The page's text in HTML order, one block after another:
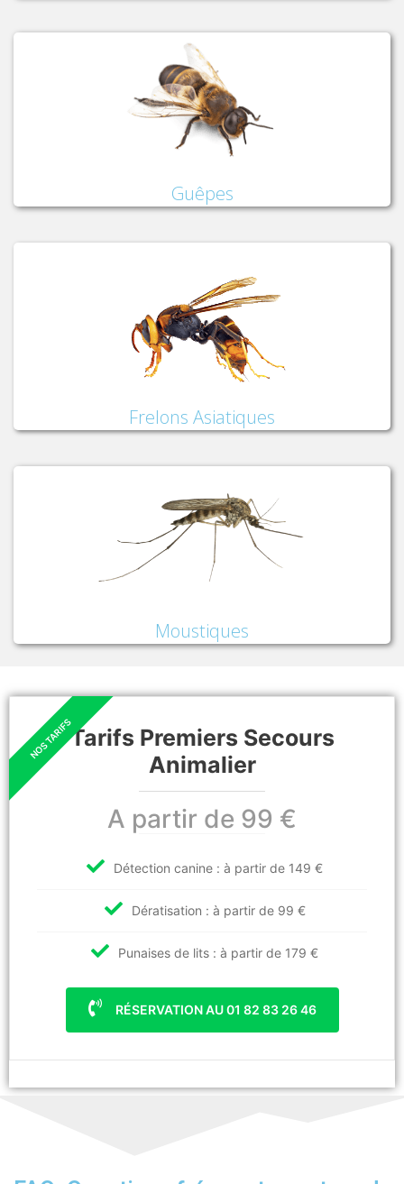
Guêpes
Frelons Asiatiques
Moustiques
Tarifs Premiers Secours
Animalier
A partir de 99 €
Détection canine : à partir de 149 €
Dératisation : à partir de 99 €
Punaises de lits : à partir de 179 €
RÉSERVATION AU 01 82 83 26 46